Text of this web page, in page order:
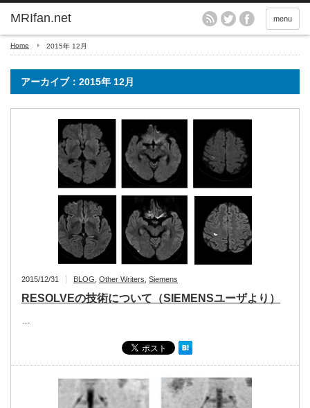
MRIfan.net menu
Home 2015年 12月
アーカイブ：2015年 12月
2015/12/31 BLOG Other Writers Siemens
RESOLVEの技術について（SIEMENSユーザより）
…